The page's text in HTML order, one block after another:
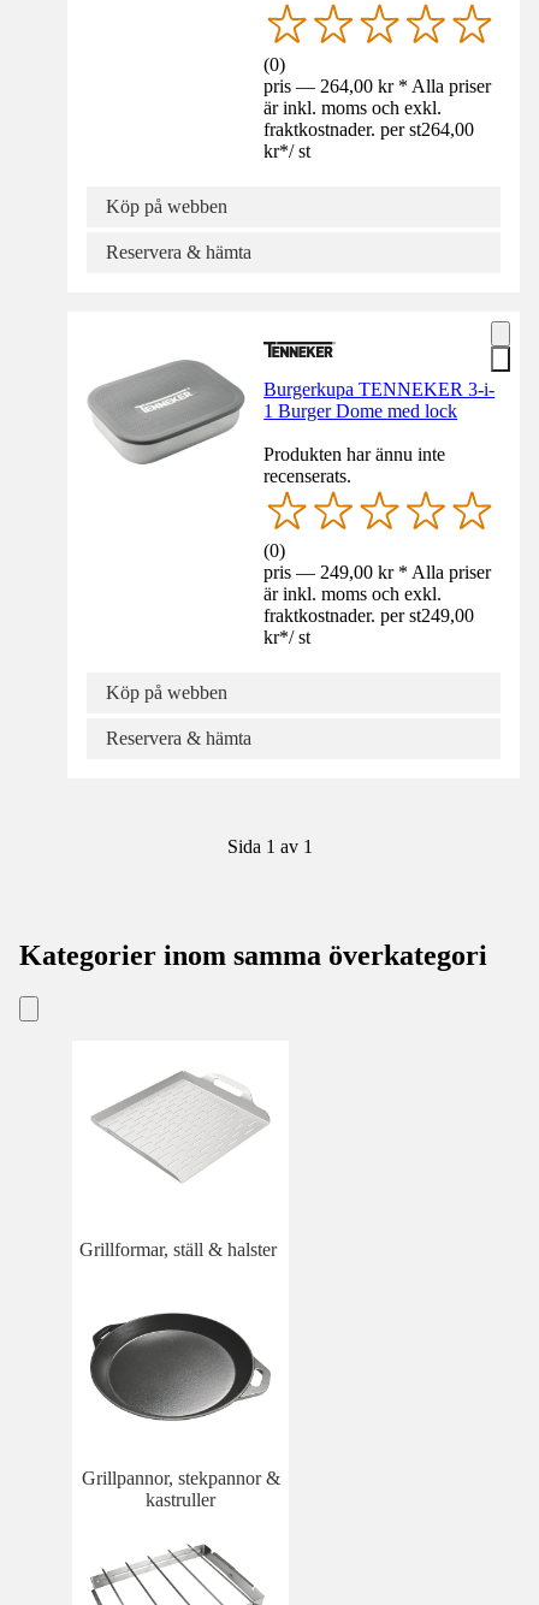
(0)
pris — 264,00 kr * Alla priser
är inkl. moms och exkl.
fraktkostnader. per st264,00
kr*/ st
Köp på webben
Reservera & hämta
Burgerkupa TENNEKER 3-i-
1 Burger Dome med lock
Produkten har ännu inte
recenserats.
(0)
pris — 249,00 kr * Alla priser
är inkl. moms och exkl.
fraktkostnader. per st249,00
kr*/ st
Köp på webben
Reservera & hämta
Sida 1 av 1
Kategorier inom samma överkategori
Grillformar, ställ & halster
Grillpannor, stekpannor &
kastruller